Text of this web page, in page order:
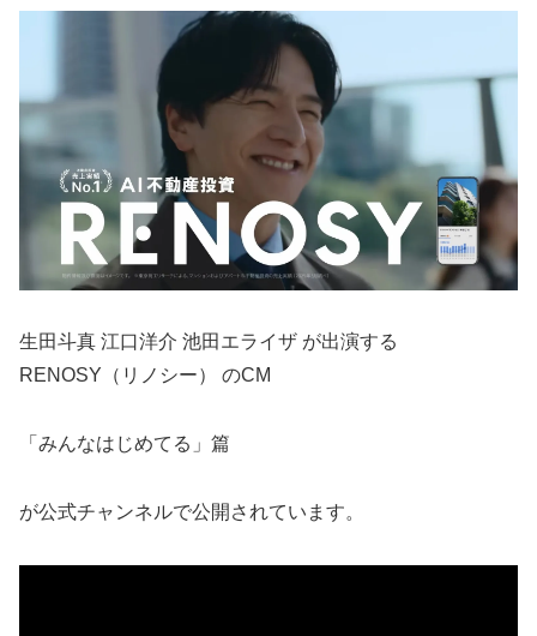
生田斗真 江口洋介 池田エライザ が出演する
RENOSY（リノシー） のCM
「みんなはじめてる」篇
が公式チャンネルで公開されています。